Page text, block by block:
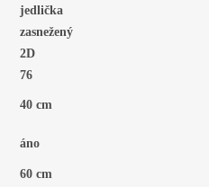
jedlička
zasnežený
2D
76
40 cm
áno
60 cm